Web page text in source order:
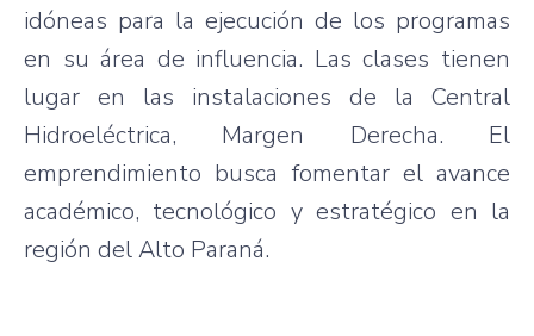
idóneas para la ejecución de los programas
en su área de influencia. Las clases tienen
lugar en las instalaciones de la Central
Hidroeléctrica, Margen Derecha. El
emprendimiento busca fomentar el avance
académico, tecnológico y estratégico en la
región del Alto Paraná.